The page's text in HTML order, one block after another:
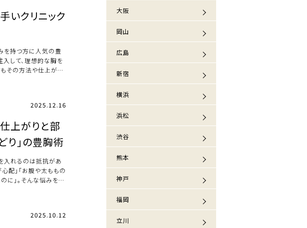
いクリニック
を持つ方に人気の豊
入して、理想的な胸を
その方法や仕上がり
2025.12.16
上がりと部
り」の豊胸術
入れるのは抵抗があ
配」「お腹や太ももの
に」。そんな悩みを抱
2025.10.12
大阪
岡山
広島
新宿
横浜
浜松
渋谷
熊本
神戸
福岡
立川